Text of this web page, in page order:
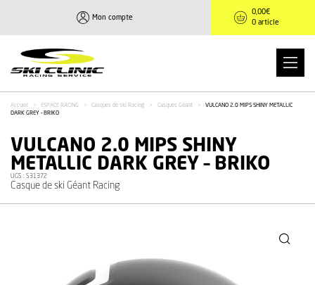
Accueil > ESPACE RACING > Casques de ski Racing > Casques Géant >
VULCANO 2.0 MIPS SHINY METALLIC
DARK GREY – BRIKO
VULCANO 2.0 MIPS SHINY
METALLIC DARK GREY – BRIKO
UGS : S31372
Casque de ski Géant Racing
Mon compte
0,00€
0 article